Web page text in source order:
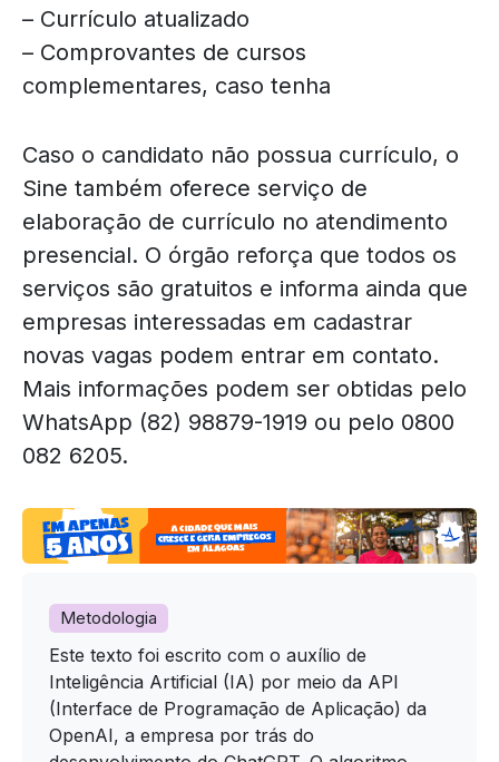
– Currículo atualizado
– Comprovantes de cursos
complementares, caso tenha
Caso o candidato não possua currículo, o
Sine também oferece serviço de
elaboração de currículo no atendimento
presencial. O órgão reforça que todos os
serviços são gratuitos e informa ainda que
empresas interessadas em cadastrar
novas vagas podem entrar em contato.
Mais informações podem ser obtidas pelo
WhatsApp (82) 98879-1919 ou pelo 0800
082 6205.
Metodologia
Este texto foi escrito com o auxílio de
Inteligência Artificial (IA) por meio da API
(Interface de Programação de Aplicação) da
OpenAI, a empresa por trás do